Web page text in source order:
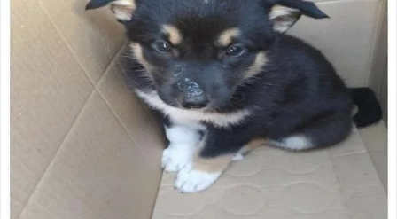
сайт и вовсе почти не открывается.
Возможные причины проблем:
Технические работы.На платформе могут вестись
работы — при этом пользователей заранее не
предупреждают.
DDoS‑атаки и уязвимости.Сайт остаётся
уязвимым ещё с перезапуска в мае 2025 года — не
исключено, что хакеры воспользовались брешью и